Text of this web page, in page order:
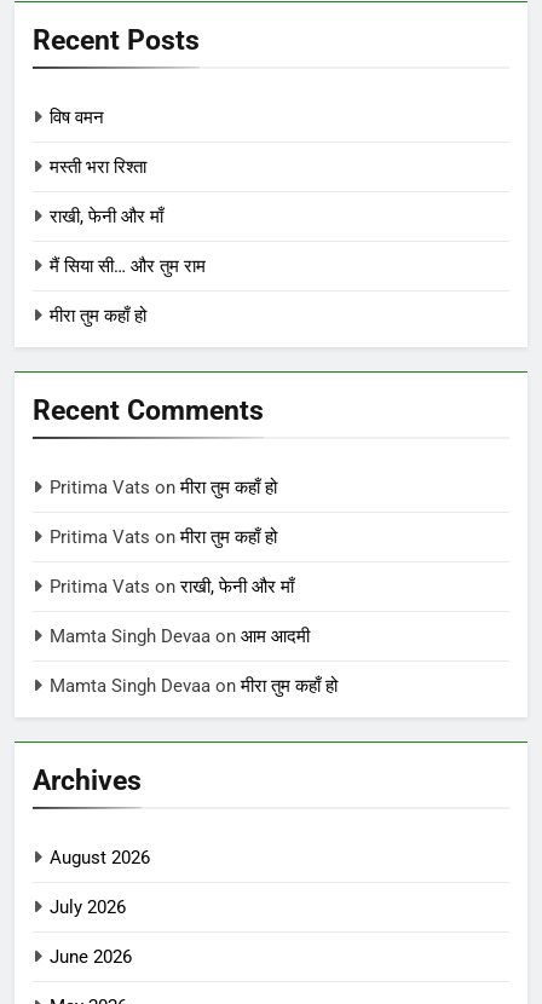
Recent Posts
विष वमन
मस्ती भरा रिश्ता
राखी, फेनी और माँ
मैं सिया सी… और तुम राम
मीरा तुम कहाँ हो
Recent Comments
Pritima Vats onमीरा तुम कहाँ हो
Pritima Vats onमीरा तुम कहाँ हो
Pritima Vats onराखी, फेनी और माँ
Mamta Singh Devaa on आम आदमी
Mamta Singh Devaa onमीरा तुम कहाँ हो
Archives
August 2026
July 2026
June 2026